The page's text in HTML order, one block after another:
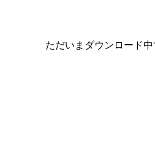
ただいまダウンロード